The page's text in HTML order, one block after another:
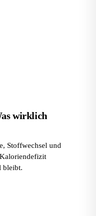
wirklich
Stoffwechsel und
bleibt.